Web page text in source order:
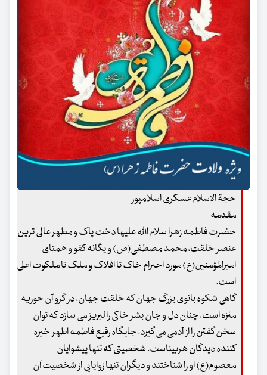
حجة الاسلام عسکری اسلامپور
مقدمه
حضرت فاطمه زهرا سلام الله علیها دخت پاک و مطهر عالی ترین
عنصر خلقت، محمد مصطفی(ص) و یگانه کفو و همتای
امیرالمؤمنین(ع) مورد احترام خاک تا افلاک و ملک تا ملکوت اعلی
است.
گاهی شکوه بانوی بزرگ جهان که خلقت جهان، در گرو آن حوریه
منزه است، چنان دل و جان بشر خاکی را لبریز می سازد که توان
سخن گفتن را از آدمی می گیرد. جایگاه رفیع فاطمه اطهر خیره
کننده دیدگان هربیناست. شخصیتی که تنها پیشوایان
معصوم(ع) او را شناختند و دیگران تنها زوایایی از شخصیت آن